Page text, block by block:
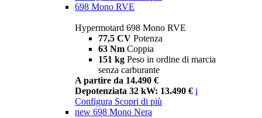
698 Mono RVE
Hypermotard 698 Mono RVE
77,5 CV Potenza
63 Nm Coppia
151 kg Peso in ordine di marcia
senza carburante
A partire da 14.490 €
Depotenziata 32 kW: 13.490 € i
Configura Scopri di più
new 698 Mono Nera